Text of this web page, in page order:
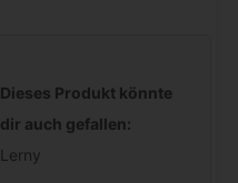
Dieses Produkt könnte
dir auch gefallen:
Lerny